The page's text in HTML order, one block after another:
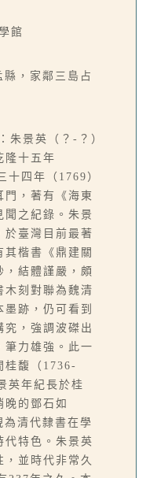
館
，家鄰三島占
朱景英（？-？）
隆十五年
十四年（1769）
門，著有《海東
聞之紀錄。朱景
於臺灣目前最著
楷書《鼎建關
，結體謹嚴，頗
木刻對聯為魏清
跡，仍可看到
究，強調波磔出
筆力雄強。此一
桂馥（1736-
英年紀長於桂
晚的鄧石如
為清代隸書在學
代特色。朱景英
並時代非常久